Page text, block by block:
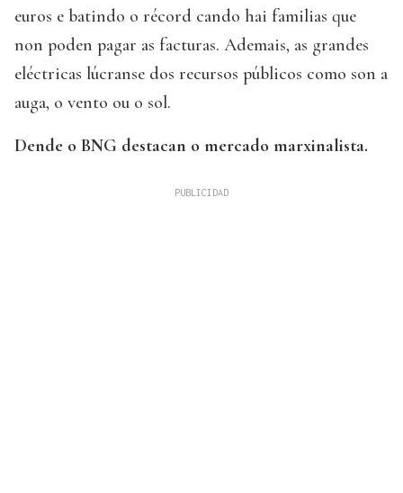
euros e batindo o récord cando hai familias que
non poden pagar as facturas. Ademais, as grandes
eléctricas lúcranse dos recursos públicos como son a
auga, o vento ou o sol.
Dende o BNG destacan o mercado marxinalista.